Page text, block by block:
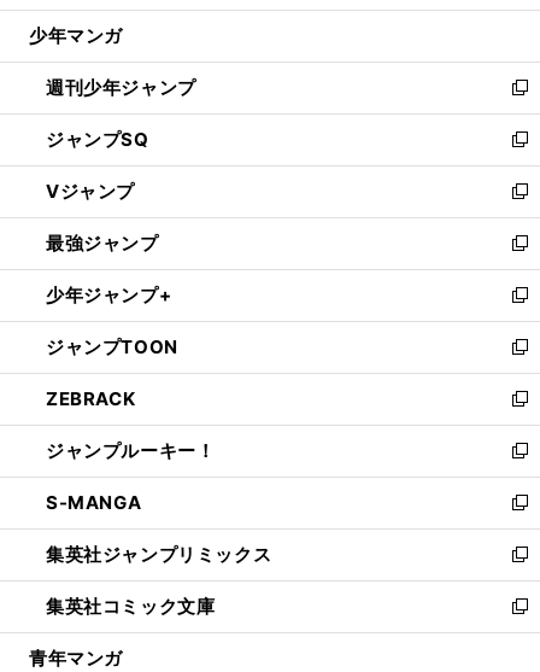
ウ
開
く
少年マンガ
週刊少年ジャンプ
新
し
い
ウ
ィ
ン
ド
ウ
で
開
く
ジャンプSQ
新
し
い
ウ
ィ
ン
ド
ウ
で
開
く
Vジャンプ
新
し
い
ウ
ィ
ン
ド
ウ
で
開
く
最強ジャンプ
新
し
い
ウ
ィ
ン
ド
ウ
で
開
く
少年ジャンプ+
新
し
い
ウ
ィ
ン
ド
ウ
で
開
く
ジャンプTOON
新
し
い
ウ
ィ
ン
ド
ウ
で
開
く
ZEBRACK
新
し
い
ウ
ィ
ン
ド
ウ
で
開
ジャンプルーキー！
新
し
い
ウ
ィ
ン
ド
ウ
S-MANGA
新
し
い
ウ
ィ
ン
集英社ジャンプリミックス
新
し
い
ウ
集英社コミック文庫
新
し
青年マンガ